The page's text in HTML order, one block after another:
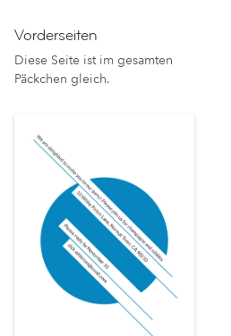
Vorderseiten
Diese Seite ist im gesamten
Päckchen gleich.